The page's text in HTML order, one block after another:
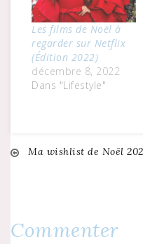
Les films de Noël à
regarder sur Netflix
(Édition 2022)
décembre 8, 2022
Dans "Lifestyle"
Navigation
l’article
Ma wishlist de Noël
Commenter